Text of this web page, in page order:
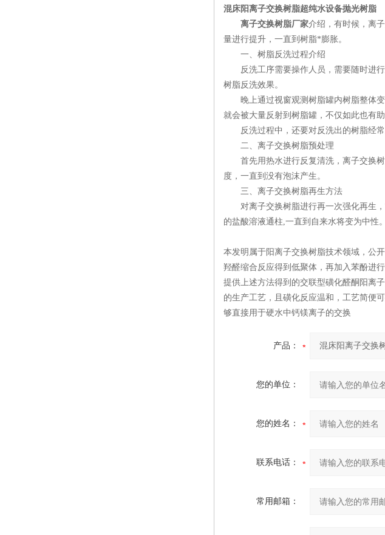
混床阳离子交换树脂超纯水设备抛光树脂
离子交换树脂厂家介绍，有时候，离
量进行提升，一直到树脂*膨胀。
一、树脂反洗过程介绍
反洗工序需要操作人员，需要随时进行
树脂反洗效果。
晚上通过视窗观测树脂罐内树脂整体变
就会被大量反射到树脂罐，不仅如此也有
反洗过程中，还要对反洗出的树脂经常
二、离子交换树脂预处理
首先用热水进行反复清洗，离子交换树
度，一直到没有泡沫产生。
三、离子交换树脂再生方法
对离子交换树脂进行再一次强化再生，
的盐酸溶液通柱,一直到自来水将变为中性。
本发明属于阳离子交换树脂技术领域，公
羟醛缩合反应得到低聚体，再加入苯酚进
提供上述方法得到的交联型磺化醛酮阳离
的生产工艺，且磺化反应温和，工艺简便
够直接用于硬水中钙镁离子的交换
产品：
您的单位：
您的姓名：
联系电话：
常用邮箱：